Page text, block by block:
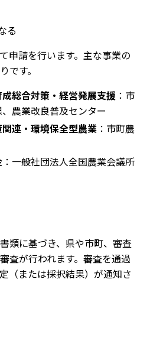
る
申請を行います。主な事業の
です。
総合対策・経営発展支援 ：市
農業改良普及センター
連・環境保全型農業 ：市町農
：一般社団法人全国農業会議所
類に基づき、県や市町、審査
査が行われます。審査を通過
（または採択結果）が通知さ